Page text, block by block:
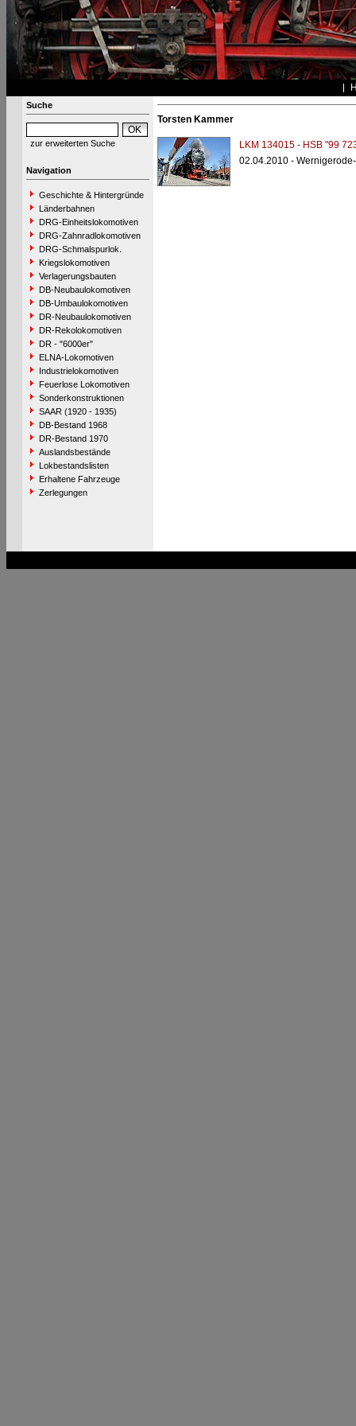
Suche
zur erweiterten Suche
Navigation
Geschichte & Hintergründe
Länderbahnen
DRG-Einheitslokomotiven
DRG-Zahnradlokomotiven
DRG-Schmalspurlok.
Kriegslokomotiven
Verlagerungsbauten
DB-Neubaulokomotiven
DB-Umbaulokomotiven
DR-Neubaulokomotiven
DR-Rekolokomotiven
DR - "6000er"
ELNA-Lokomotiven
Industrielokomotiven
Feuerlose Lokomotiven
Sonderkonstruktionen
SAAR (1920 - 1935)
DB-Bestand 1968
DR-Bestand 1970
Auslandsbestände
Lokbestandslisten
Erhaltene Fahrzeuge
Zerlegungen
Torsten Kammer
LKM 134015 - HSB "99
02.04.2010 -